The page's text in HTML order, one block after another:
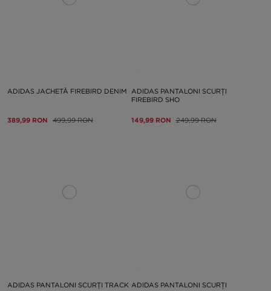
ADIDAS JACHETĂ FIREBIRD DENIM
389,99 RON 499,99 RON
ADIDAS PANTALONI SCURȚI
FIREBIRD SHO
149,99 RON 249,99 RON
ADIDAS PANTALONI SCURȚI TRACK ADIDAS PANTALONI SCURȚI